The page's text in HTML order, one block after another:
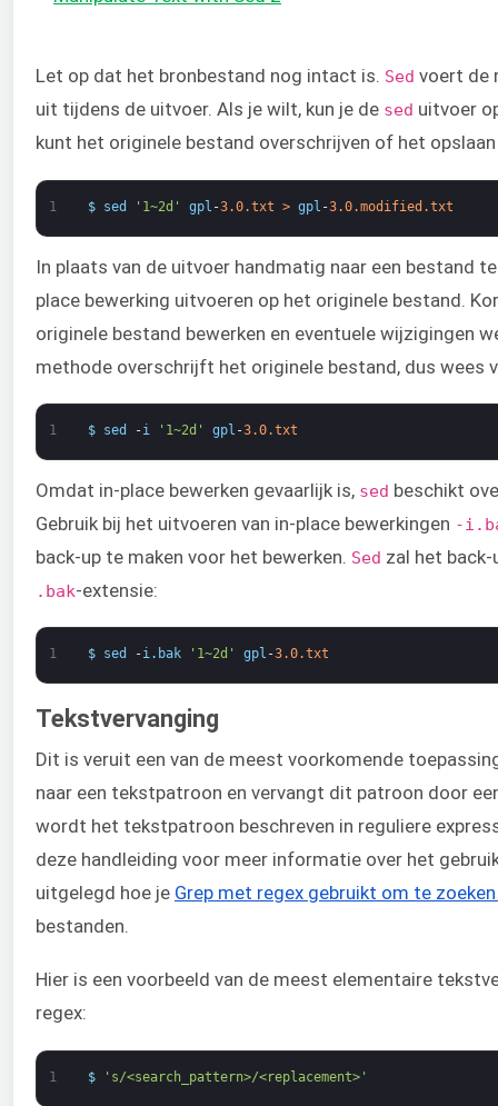
Let op dat het bronbestand nog intact is. Sed voert de
uit tijdens de uitvoer. Als je wilt, kun je de sed uitvoer
kunt het originele bestand overschrijven of het
1 $ sed '1~2d' gpl -3.0.txt > gpl -3.0.modified.txt
In plaats van de uitvoer handmatig naar een bestand
place bewerking uitvoeren op het originele bestand.
originele bestand bewerken en eventuele wijzigingen
methode overschrijft het originele bestand, dus wees
1 $ sed -i '1~2d' gpl -3.0.txt
Omdat in-place bewerken gevaarlijk is, sed beschikt
Gebruik bij het uitvoeren van in-place bewerkingen -
back-up te maken voor het bewerken. Sed zal het
.bak-extensie:
1 $ sed -i. bak '1~2d' gpl -3.0.txt
Tekstvervanging
Dit is veruit een van de meest voorkomende
naar een tekstpatroon en vervangt dit patroon door
wordt het tekstpatroon beschreven in reguliere
deze handleiding voor meer informatie over het
uitgelegd hoe je Grep met regex gebruikt om te
bestanden.
Hier is een voorbeeld van de meest elementaire
regex:
1 $ 's/<search_pattern>/<replacement>'